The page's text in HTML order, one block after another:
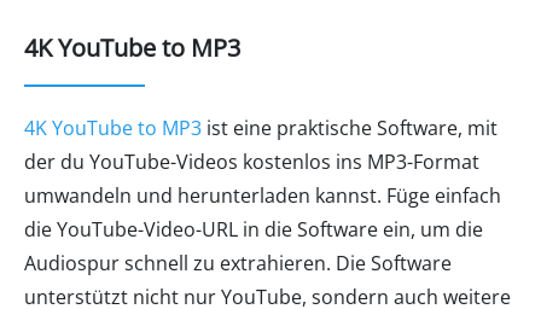
4K YouTube to MP3
4K YouTube to MP3 ist eine praktische Software, mit
der du YouTube-Videos kostenlos ins MP3-Format
umwandeln und herunterladen kannst. Füge einfach
die YouTube-Video-URL in die Software ein, um die
Audiospur schnell zu extrahieren. Die Software
unterstützt nicht nur YouTube, sondern auch weitere